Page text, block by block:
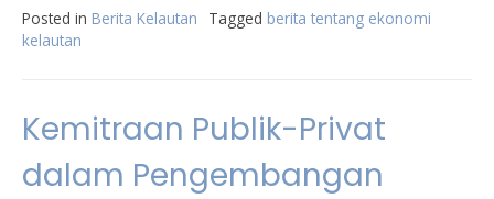
Posted in Berita Kelautan Tagged berita tentang ekonomi
kelautan
Kemitraan Publik-Privat
dalam Pengembangan